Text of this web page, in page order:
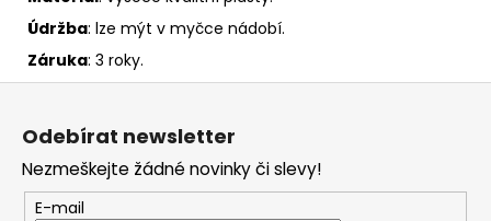
Údržba: lze mýt v myčce nádobí.
Záruka: 3 roky.
Odebírat newsletter
Nezmeškejte žádné novinky či slevy!
E-mail